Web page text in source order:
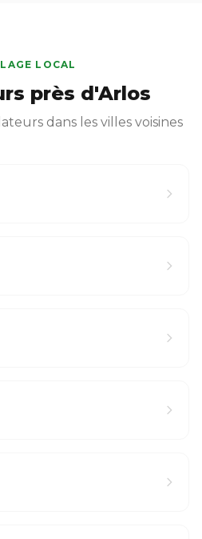
LOCAL
près d'Arlos
dans les villes voisines